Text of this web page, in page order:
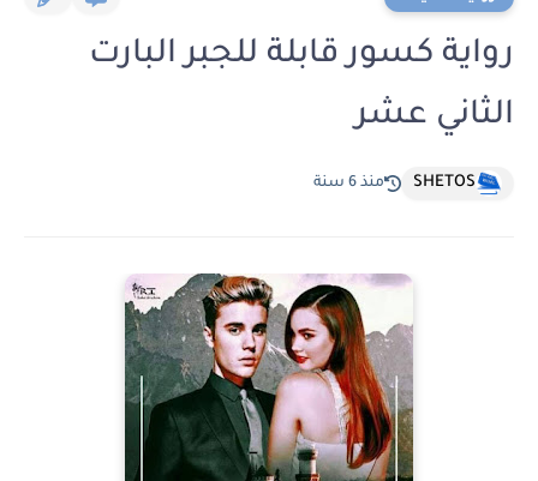
رواية كسور قابلة للجبر البارت
الثاني عشر
SHETOS منذ 6 سنة